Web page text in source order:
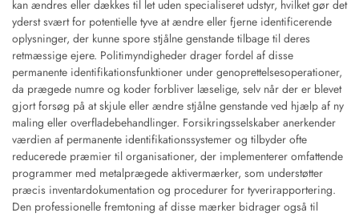
kan ændres eller dækkes til let uden specialiseret udstyr, hvilket gør det
yderst svært for potentielle tyve at ændre eller fjerne identificerende
oplysninger, der kunne spore stjålne genstande tilbage til deres
retmæssige ejere. Politimyndigheder drager fordel af disse
permanente identifikationsfunktioner under genoprettelsesoperationer,
da prægede numre og koder forbliver læselige, selv når der er blevet
gjort forsøg på at skjule eller ændre stjålne genstande ved hjælp af ny
maling eller overfladebehandlinger. Forsikringsselskaber anerkender
værdien af permanente identifikationssystemer og tilbyder ofte
reducerede præmier til organisationer, der implementerer omfattende
programmer med metalprægede aktivermærker, som understøtter
præcis inventardokumentation og procedurer for tyverirapportering.
Den professionelle fremtoning af disse mærker bidrager også til